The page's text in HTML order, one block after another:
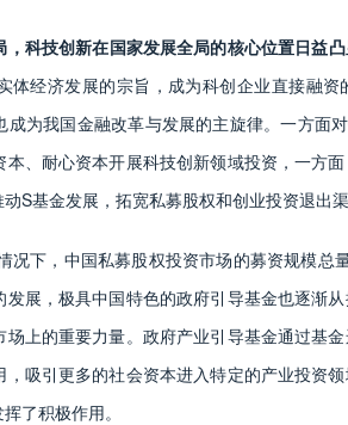
科技创新在国家发展全局的核心位置日益凸
体经济发展的宗旨，成为科创企业直接融
为我国金融改革与发展的主旋律。一方面
、耐心资本开展科技创新领域投资，一方
S基金发展，拓宽私募股权和创业投资退出渠
况下，中国私募股权投资市场的募资规模总
展，极具中国特色的政府引导基金也逐渐
上的重要力量。政府产业引导基金通过基
吸引更多的社会资本进入特定的产业投资
了积极作用。